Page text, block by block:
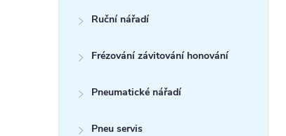
Ruční nářadí
Frézování závitování honování
Pneumatické nářadí
Pneu servis